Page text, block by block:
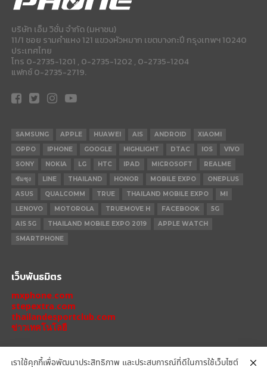
บริษัท เอ็ม วิชั่น จำกัด (มหาชน)
11/1 ซอย รามคำแหง 121 แขวงหัวหมาก เขตบางกะปี กรุงเทพฯ 10240
ประเทศไทย
โทร 0-2735-1201 , 0-2735-1202 , 0-2735-1204
แฟกซ์ 0-2735-2719.
SAMSUNG APPLE HUAWEI AIS ANDROID
XIAOMI
OPPO
IPHONE GOOGLE HIGHLIGHT DTAC IOS
VIVO
SONY
NOKIA LG HTC IPAD MICROSOFT
REALME
ซัมซุง
LINE THAILAND HONOR MOBILE EXPO
ONEPLUS
ASUS
QUALCOMM TRUE THAILAND MOBILE EXPO
MI
LENOVO
MOTOROLA TRUEMOVE H FACEBOOK
5G
AIS 5G
THAILAND MOBILE EXPO 2019
APPLE WATCH
SMARTPHONE
เว็บพันธมิตร
mxphone.com
stepextra.com
thailandesportclub.com
ข่าวเทคโนโลยี
เราใช้คุกกี้เพื่อพัฒนาประสิทธิภาพ และประสบการณ์ที่ดีในการใช้เว็บไซต์